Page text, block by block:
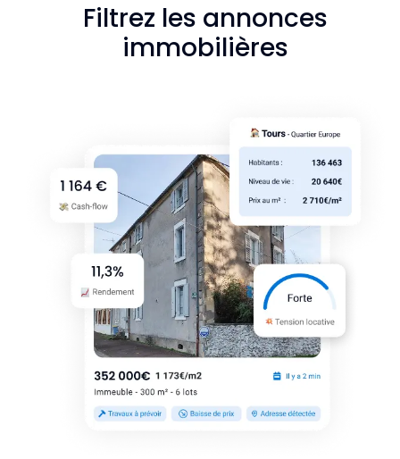
Filtrez les annonces
immobilières